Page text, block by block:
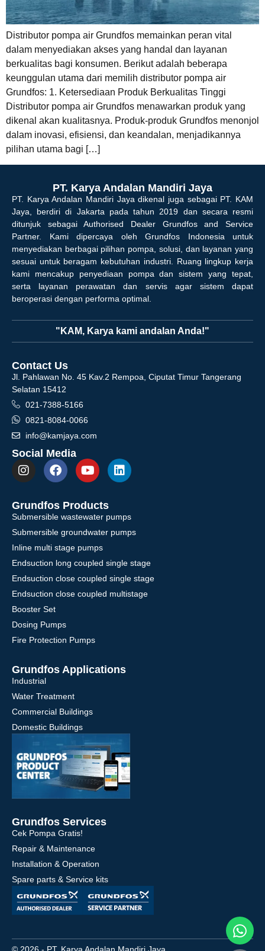
Distributor pompa air Grundfos memainkan peran vital
dalam menyediakan akses yang handal dan layanan
berkualitas bagi konsumen. Berikut adalah beberapa
keunggulan utama dari memilih distributor pompa air
Grundfos: 1. Ketersediaan Produk Berkualitas Tinggi
Distributor pompa air Grundfos menawarkan produk yang
dikenal akan kualitasnya. Produk-produk Grundfos menonjol
dalam inovasi, efisiensi, dan keandalan, menjadikannya
pilihan utama bagi […]
PT. Karya Andalan Mandiri Jaya
PT. Karya Andalan Mandiri Jaya dikenal juga sebagai PT. KAM
Jaya, berdiri di Jakarta pada tahun 2019 dan secara resmi
ditunjuk sebagai Authorised Dealer Grundfos and Service
Partner. Kami dipercaya oleh Grundfos Indonesia untuk
menyediakan berbagai pilihan pompa, solusi, dan layanan yang
sesuai untuk beragam kebutuhan industri. Ruang lingkup kerja
kami mencakup penyediaan pompa dan sistem yang tepat,
serta layanan perawatan dan servis agar sistem dapat
beroperasi dengan performa optimal.
"KAM, Karya kami andalan Anda!"
Contact Us
Jl. Pahlawan No. 45 Kav.2 Rempoa, Ciputat Timur Tangerang
Selatan 15412
021-7388-5166
0821-8084-0066
info@kamjaya.com
Social Media
Grundfos Products
Submersible wastewater pumps
Submersible groundwater pumps
Inline multi stage pumps
Endsuction long coupled single stage
Endsuction close coupled single stage
Endsuction close coupled multistage
Booster Set
Dosing Pumps
Fire Protection Pumps
Grundfos Applications
Industrial
Water Treatment
Commercial Buildings
Domestic Buildings
Grundfos Services
Cek Pompa Gratis!
Repair & Maintenance
Installation & Operation
Spare parts & Service kits